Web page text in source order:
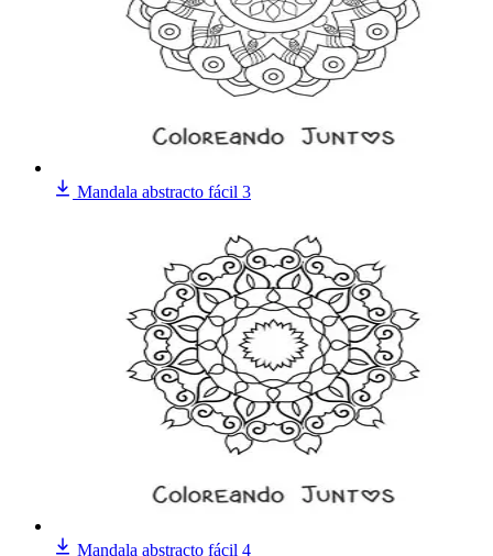
Mandala abstracto fácil 3
Mandala abstracto fácil 4